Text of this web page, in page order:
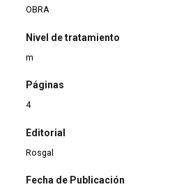
OBRA
Nivel de tratamiento
m
Páginas
4
Editorial
Rosgal
Fecha de Publicación